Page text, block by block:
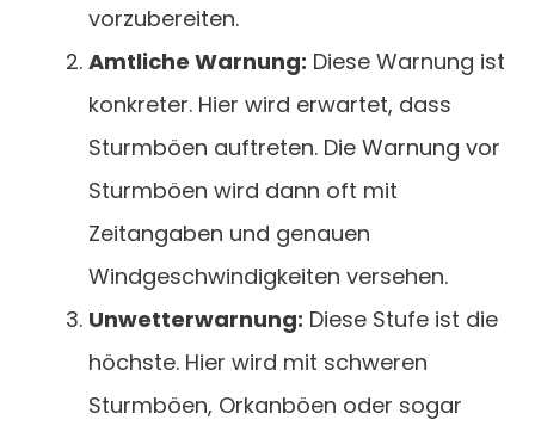
vorzubereiten.
Amtliche Warnung: Diese Warnung ist
konkreter. Hier wird erwartet, dass
Sturmböen auftreten. Die Warnung vor
Sturmböen wird dann oft mit
Zeitangaben und genauen
Windgeschwindigkeiten versehen.
Unwetterwarnung: Diese Stufe ist die
höchste. Hier wird mit schweren
Sturmböen, Orkanböen oder sogar